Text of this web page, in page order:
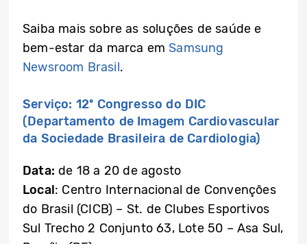
Saiba mais sobre as soluções de saúde e
bem-estar da marca em Samsung
Newsroom Brasil.
Serviço: 12º Congresso do DIC
(Departamento de Imagem Cardiovascular
da Sociedade Brasileira de Cardiologia)
Data: de 18 a 20 de agosto
Local: Centro Internacional de Convenções
do Brasil (CICB) – St. de Clubes Esportivos
Sul Trecho 2 Conjunto 63, Lote 50 – Asa Sul,